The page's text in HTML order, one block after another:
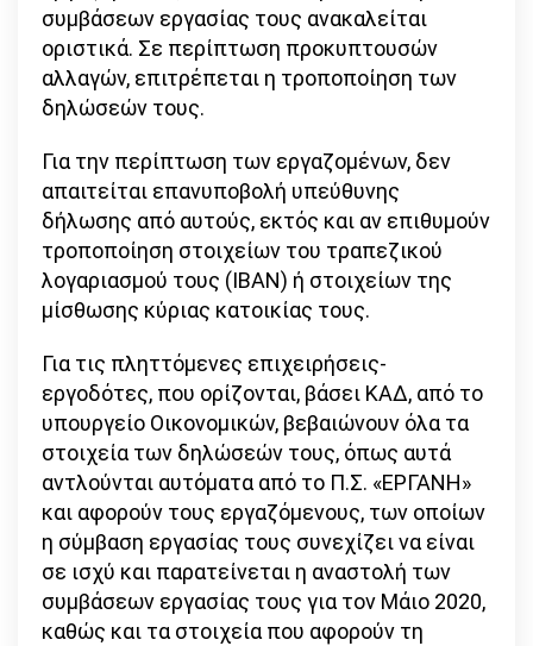
συμβάσεων εργασίας τους ανακαλείται
οριστικά. Σε περίπτωση προκυπτουσών
αλλαγών, επιτρέπεται η τροποποίηση των
δηλώσεών τους.
Για την περίπτωση των εργαζομένων, δεν
απαιτείται επανυποβολή υπεύθυνης
δήλωσης από αυτούς, εκτός και αν επιθυμούν
τροποποίηση στοιχείων του τραπεζικού
λογαριασμού τους (ΙΒΑΝ) ή στοιχείων της
μίσθωσης κύριας κατοικίας τους.
Για τις πληττόμενες επιχειρήσεις-
εργοδότες, που ορίζονται, βάσει ΚΑΔ, από το
υπουργείο Οικονομικών, βεβαιώνουν όλα τα
στοιχεία των δηλώσεών τους, όπως αυτά
αντλούνται αυτόματα από το Π.Σ. «ΕΡΓΑΝΗ»
και αφορούν τους εργαζόμενους, των οποίων
η σύμβαση εργασίας τους συνεχίζει να είναι
σε ισχύ και παρατείνεται η αναστολή των
συμβάσεων εργασίας τους για τον Μάιο 2020,
καθώς και τα στοιχεία που αφορούν τη